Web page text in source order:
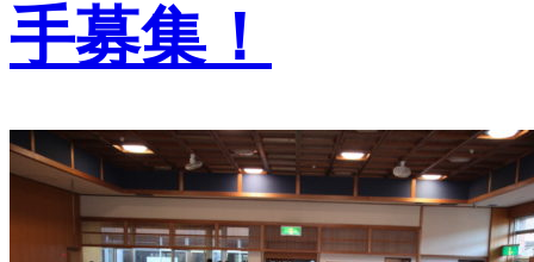
手募集！